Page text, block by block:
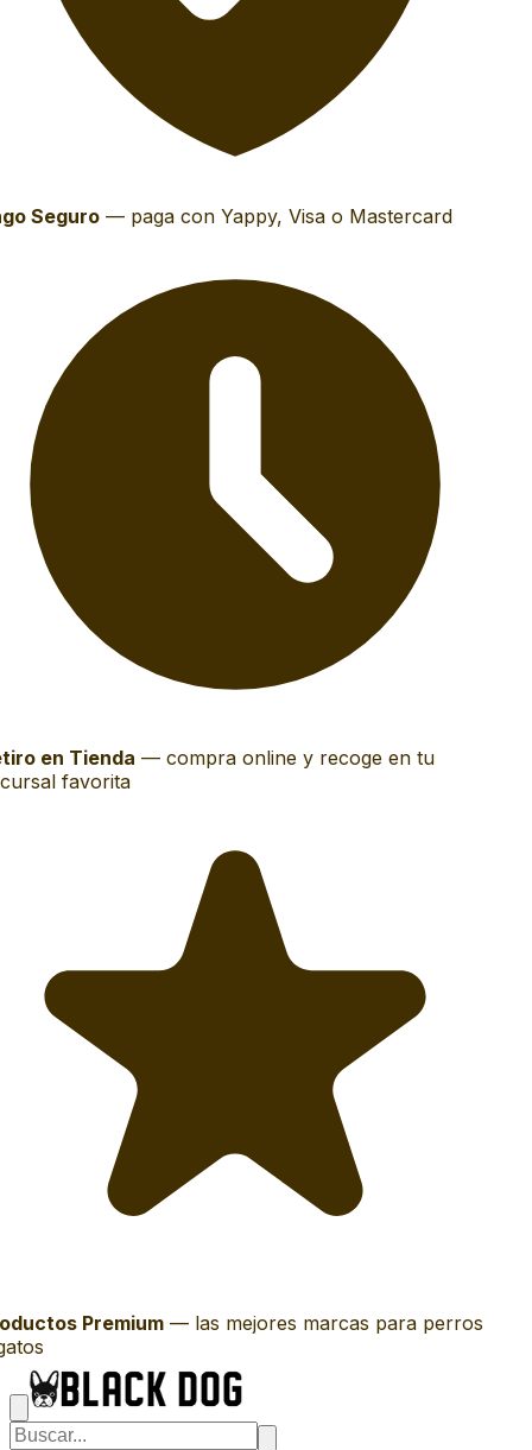
Seguro— paga con Yappy, Visa o Mastercard
en Tienda— compra online y recoge en tu
favorita
Premium— las mejores marcas para perros